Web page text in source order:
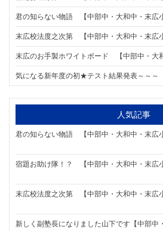
人気記事